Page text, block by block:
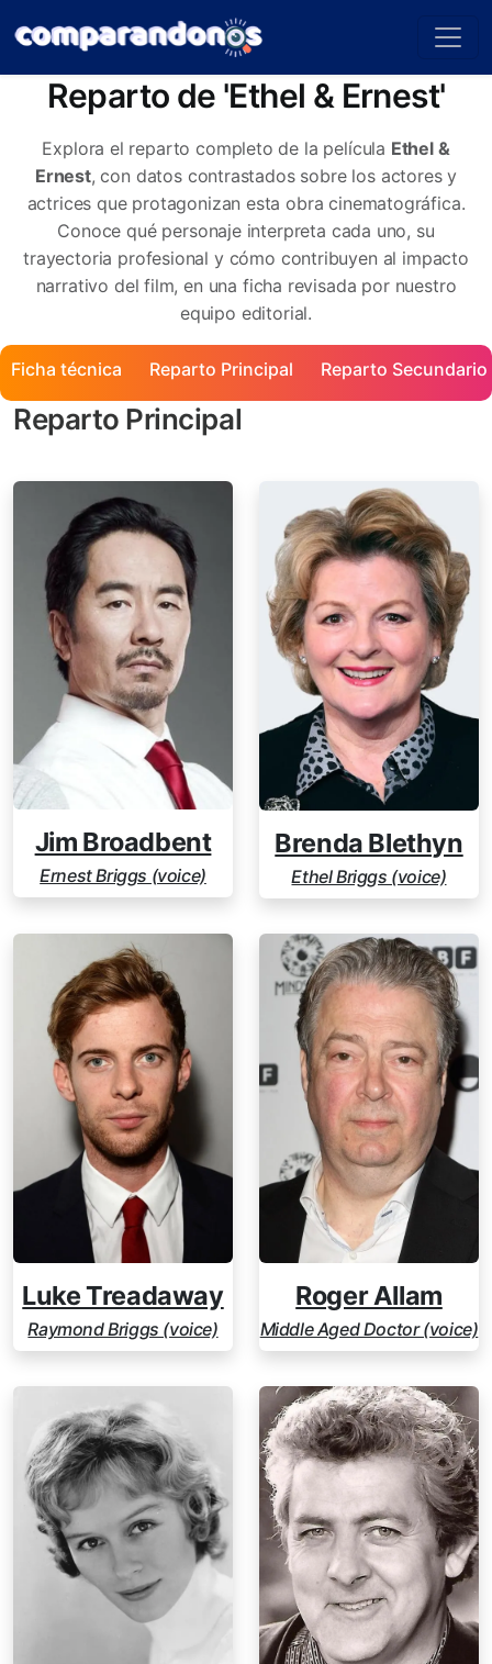
Reparto de 'Ethel & Ernest'
Explora el reparto completo de la película Ethel &
Ernest, con datos contrastados sobre los actores y
actrices que protagonizan esta obra cinematográfica.
Conoce qué personaje interpreta cada uno, su
trayectoria profesional y cómo contribuyen al impacto
narrativo del film, en una ficha revisada por nuestro
equipo editorial.
Ficha técnica Reparto Principal Reparto Secundario
Reparto Principal
Jim Broadbent
Ernest Briggs (voice)
Brenda Blethyn
Ethel Briggs (voice)
Luke Treadaway
Raymond Briggs (voice)
Roger Allam
Middle Aged Doctor (voice)